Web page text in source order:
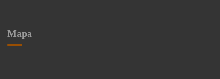
Mapa